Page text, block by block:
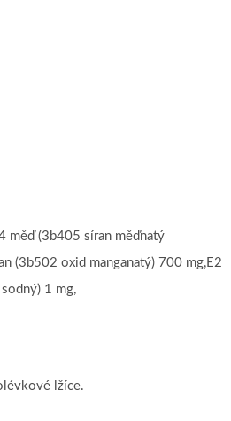
měď (3b405 síran měďnatý
(3b502 oxid manganatý) 700 mg,E2
1 mg,
lžíce.